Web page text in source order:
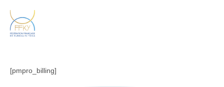
[pmpro_billing]